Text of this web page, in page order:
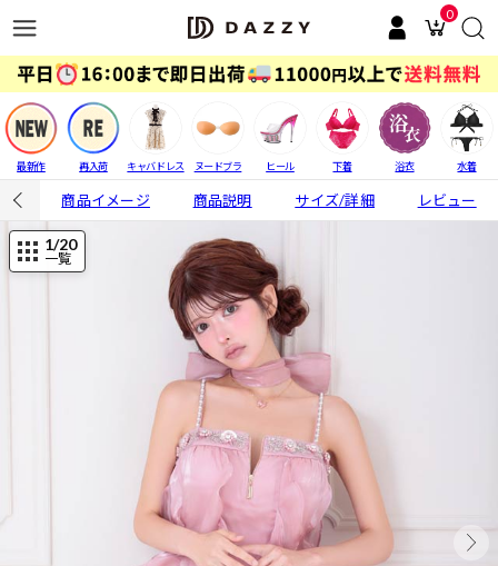
0
最新作 再入荷 キャバドレス ヌードブラ ヒール 下着 浴衣 水着
商品イメージ 商品説明 サイズ/詳細 レビュー
1/20
一覧